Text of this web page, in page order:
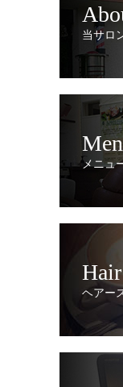
当サロ
メニュ
ヘアー